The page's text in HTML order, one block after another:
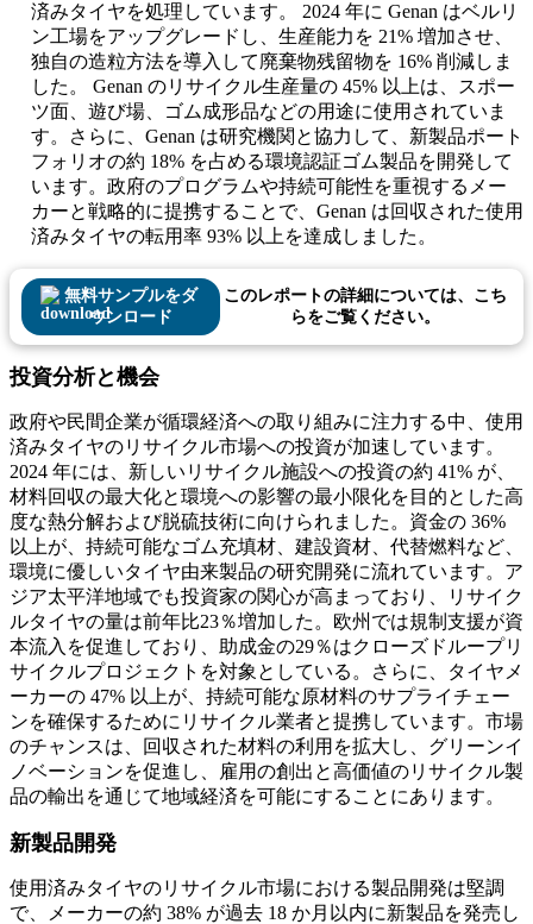
済みタイヤを処理しています。 2024 年に Genan はベルリ
ン工場をアップグレードし、生産能力を 21% 増加させ、
独自の造粒方法を導入して廃棄物残留物を 16% 削減しま
した。 Genan のリサイクル生産量の 45% 以上は、スポー
ツ面、遊び場、ゴム成形品などの用途に使用されていま
す。さらに、Genan は研究機関と協力して、新製品ポート
フォリオの約 18% を占める環境認証ゴム製品を開発して
います。政府のプログラムや持続可能性を重視するメー
カーと戦略的に提携することで、Genan は回収された使用
済みタイヤの転用率 93% 以上を達成しました。
無料サンプルをダ
ウンロード
このレポートの詳細については、こち
らをご覧ください。
投資分析と機会
政府や民間企業が循環経済への取り組みに注力する中、使用
済みタイヤのリサイクル市場への投資が加速しています。
2024 年には、新しいリサイクル施設への投資の約 41% が、
材料回収の最大化と環境への影響の最小限化を目的とした高
度な熱分解および脱硫技術に向けられました。資金の 36%
以上が、持続可能なゴム充填材、建設資材、代替燃料など、
環境に優しいタイヤ由来製品の研究開発に流れています。ア
ジア太平洋地域でも投資家の関心が高まっており、リサイク
ルタイヤの量は前年比23％増加した。欧州では規制支援が資
本流入を促進しており、助成金の29％はクローズドループリ
サイクルプロジェクトを対象としている。さらに、タイヤメ
ーカーの 47% 以上が、持続可能な原材料のサプライチェー
ンを確保するためにリサイクル業者と提携しています。市場
のチャンスは、回収された材料の利用を拡大し、グリーンイ
ノベーションを促進し、雇用の創出と高価値のリサイクル製
品の輸出を通じて地域経済を可能にすることにあります。
新製品開発
使用済みタイヤのリサイクル市場における製品開発は堅調
で、メーカーの約 38% が過去 18 か月以内に新製品を発売し